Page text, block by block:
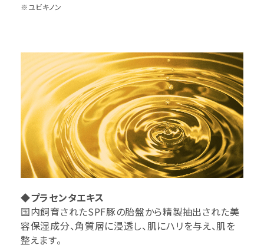
※ユビキノン
◆プラセンタエキス
国内飼育されたSPF豚の胎盤から精製抽出された美
容保湿成分、角質層に浸透し、肌にハリを与え、肌を
整えます。